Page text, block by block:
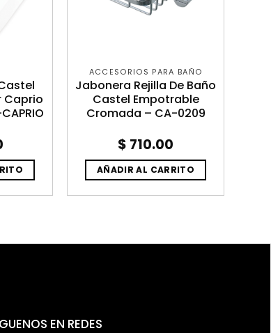
Caprio
ACCESORIOS PARA BAÑO
Jabonera Rejilla De Baño
Castel Empotrable
Cromada – CA-0209
$ 710.00
AÑADIR AL CARRITO
EN REDES